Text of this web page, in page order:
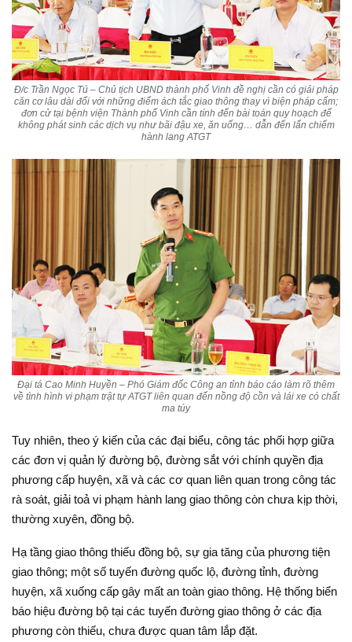
Đ/c Trần Ngọc Tú – Chủ tịch UBND thành phố Vinh đề nghị cần có giải pháp
căn cơ lâu dài đối với những điểm ách tắc giao thông thay vì biện pháp cấm;
đơn cử tại bệnh viện Thành phố Vinh cần tính đến bài toán quy hoạch để
không phát sinh các dịch vụ như bãi đậu xe, ăn uống… dẫn đến lấn chiếm
hành lang ATGT
Đại tá Cao Minh Huyền – Phó Giám đốc Công an tỉnh báo cáo làm rõ thêm
về tình hình vi phạm trật tự ATGT liên quan đến nồng độ cồn và lái xe có chất
ma túy
Tuy nhiên, theo ý kiến của các đại biểu, công tác phối hợp giữa
các đơn vị quản lý đường bộ, đường sắt với chính quyền địa
phương cấp huyện, xã và các cơ quan liên quan trong công tác
rà soát, giải toả vi phạm hành lang giao thông còn chưa kịp thời,
thường xuyên, đồng bộ.
Hạ tầng giao thông thiếu đồng bộ, sự gia tăng của phương tiện
giao thông; một số tuyến đường quốc lộ, đường tỉnh, đường
huyện, xã xuống cấp gây mất an toàn giao thông. Hệ thống biển
báo hiệu đường bộ tại các tuyến đường giao thông ở các địa
phương còn thiếu, chưa được quan tâm lắp đặt.